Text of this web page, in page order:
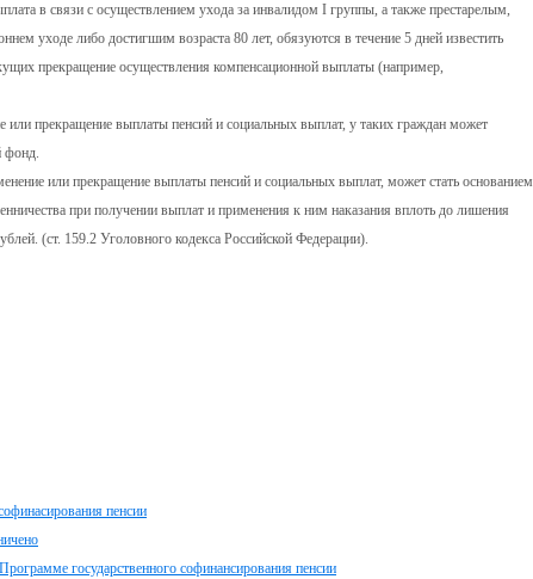
в связи с осуществлением ухода за инвалидом I группы, а также престарелым,
уходе либо достигшим возраста 80 лет, обязуются в течение 5 дней известить
прекращение осуществления компенсационной выплаты (например,
или прекращение выплаты пенсий и социальных выплат, у таких граждан может
фонд.
или прекращение выплаты пенсий и социальных выплат, может стать основанием
при получении выплат и применения к ним наказания вплоть до лишения
(ст. 159.2 Уголовного кодекса Российской Федерации).
пенсии
государственного софинансирования пенсии